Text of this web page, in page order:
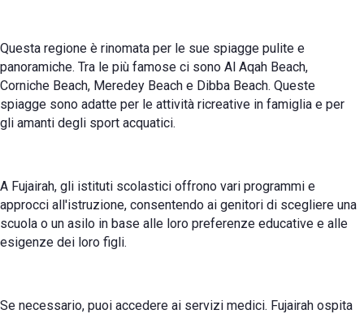
Questa regione è rinomata per le sue spiagge pulite e
panoramiche. Tra le più famose ci sono Al Aqah Beach,
Corniche Beach, Meredey Beach e Dibba Beach. Queste
spiagge sono adatte per le attività ricreative in famiglia e per
gli amanti degli sport acquatici.
A Fujairah, gli istituti scolastici offrono vari programmi e
approcci all'istruzione, consentendo ai genitori di scegliere una
scuola o un asilo in base alle loro preferenze educative e alle
esigenze dei loro figli.
Se necessario, puoi accedere ai servizi medici. Fujairah ospita